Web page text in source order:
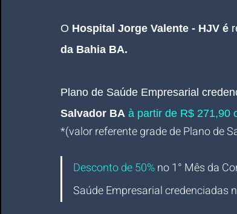
O Hospital Jorge Valente - HJV é
da Bahia BA.
Plano de Saúde Empresarial
Salvador BA à partir de R$ 271,90
*(valor referente grade de Plano de
Desconto de 50%no 1° Mês da
Saúde Empresarial credenciadas